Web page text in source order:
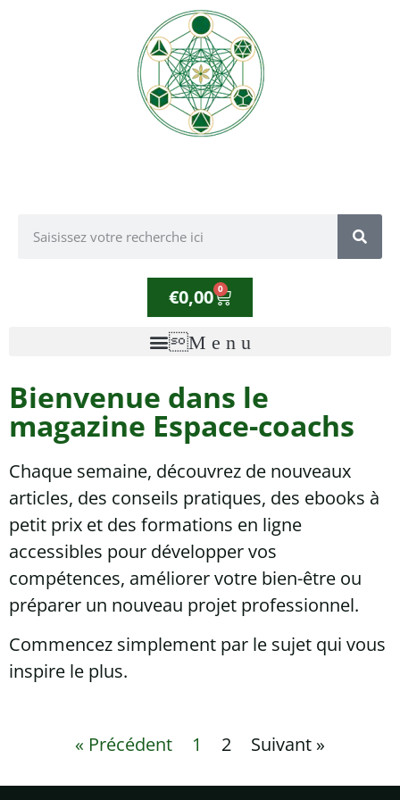
€0,00 0
Bienvenue dans le
magazine Espace-coachs
Chaque semaine, découvrez de nouveaux
articles, des conseils pratiques, des ebooks à
petit prix et des formations en ligne
accessibles pour développer vos
compétences, améliorer votre bien-être ou
préparer un nouveau projet professionnel.
Commencez simplement par le sujet qui vous
inspire le plus.
« Précédent 1 2 Suivant »